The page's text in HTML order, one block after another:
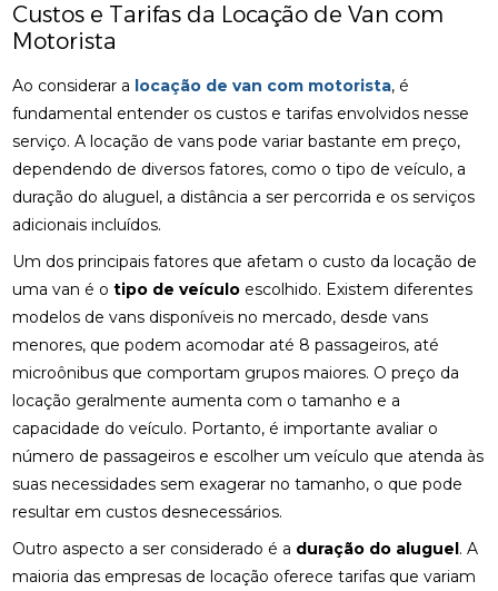
Custos e Tarifas da Locação de Van com
Motorista
Ao considerar a locação de van com motorista, é
fundamental entender os custos e tarifas envolvidos nesse
serviço. A locação de vans pode variar bastante em preço,
dependendo de diversos fatores, como o tipo de veículo, a
duração do aluguel, a distância a ser percorrida e os serviços
adicionais incluídos.
Um dos principais fatores que afetam o custo da locação de
uma van é otipo de veículo escolhido. Existem diferentes
modelos de vans disponíveis no mercado, desde vans
menores, que podem acomodar até 8 passageiros, até
microônibus que comportam grupos maiores. O preço da
locação geralmente aumenta com o tamanho e a
capacidade do veículo. Portanto, é importante avaliar o
número de passageiros e escolher um veículo que atenda às
suas necessidades sem exagerar no tamanho, o que pode
resultar em custos desnecessários.
Outro aspecto a ser considerado é a duração do aluguel. A
maioria das empresas de locação oferece tarifas que variam